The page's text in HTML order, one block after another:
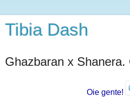
Tibia Dash
Ghazbaran x
Oie gente!